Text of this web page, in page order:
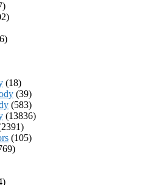
(18)
(39)
(583)
(13836)
(105)